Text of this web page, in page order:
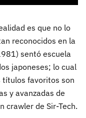
es que no lo
reconocidos en la
sentó escuela
japoneses; lo cual
títulos favoritos son
y avanzadas de
crawler de Sir-Tech.